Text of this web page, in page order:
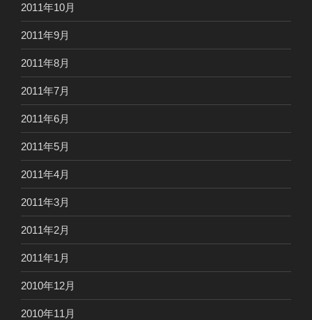
2011年10月
2011年9月
2011年8月
2011年7月
2011年6月
2011年5月
2011年4月
2011年3月
2011年2月
2011年1月
2010年12月
2010年11月